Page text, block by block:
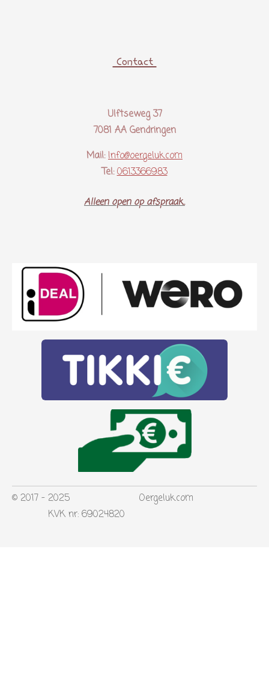
Contact
Ulftseweg 37
7081 AA Gendringen
Mail: Info@oergeluk.com
Tel: 0613366983
Alleen open op afspraak..
© 2017 - 2025 Oergeluk.com
KVK nr: 69024820